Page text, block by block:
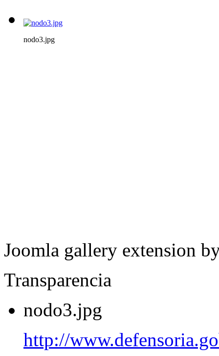
nodo3.jpg
Joomla gallery extension
Transparencia
nodo3.jpg
http://